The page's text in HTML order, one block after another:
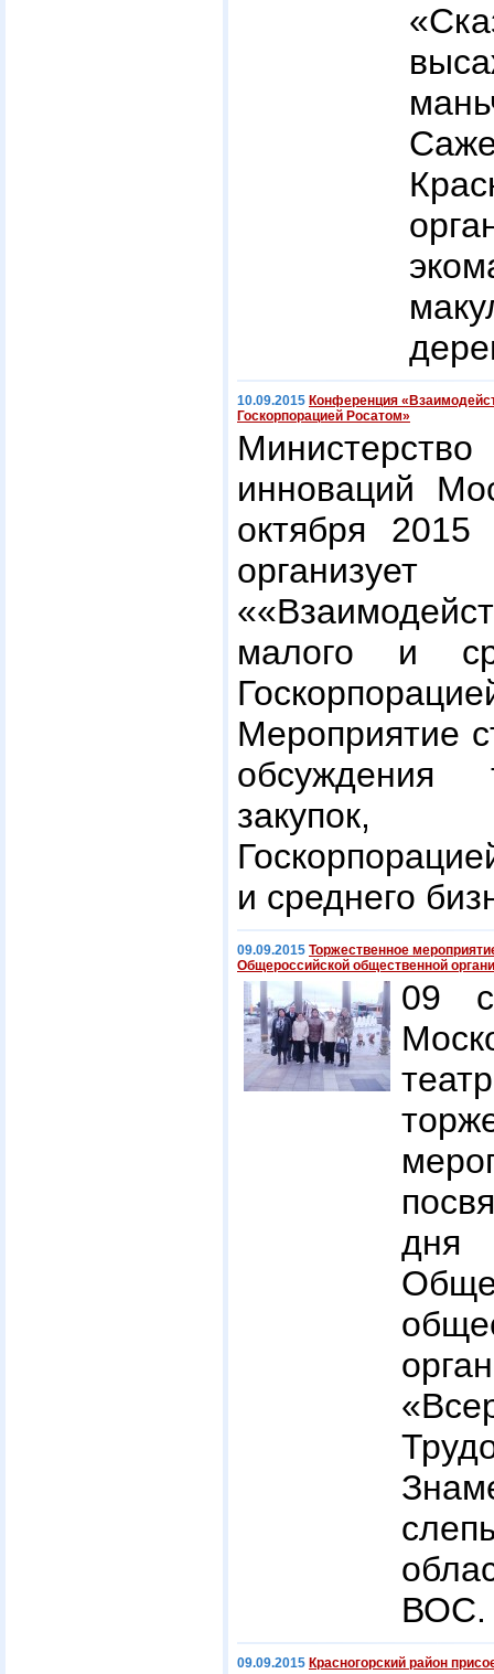
10.09.2015 Конференция
Госкорпорацией Росатом»
инноваций
октября
малого и
Мероприятие
обсуждения
закупок,
и среднего
09.09.2015 Торжественное
Общероссийской общественной
09
ВОС.
09.09.2015 Красногорский район